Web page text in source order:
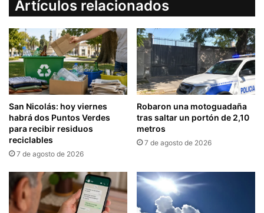
Artículos relacionados
San Nicolás: hoy viernes
habrá dos Puntos Verdes
para recibir residuos
reciclables
7 de agosto de 2026
Robaron una motoguadaña
tras saltar un portón de 2,10
metros
7 de agosto de 2026